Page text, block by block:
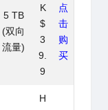
5 TB
(双向
流量)
K
$
3
9.
9
点
击
购
买
H